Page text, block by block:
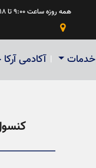
همه روزه ساعت ۹:۰۰ تا ۱۸ | روز های تعطیل با هماهنگی قبلی

خدمات | آکادمی